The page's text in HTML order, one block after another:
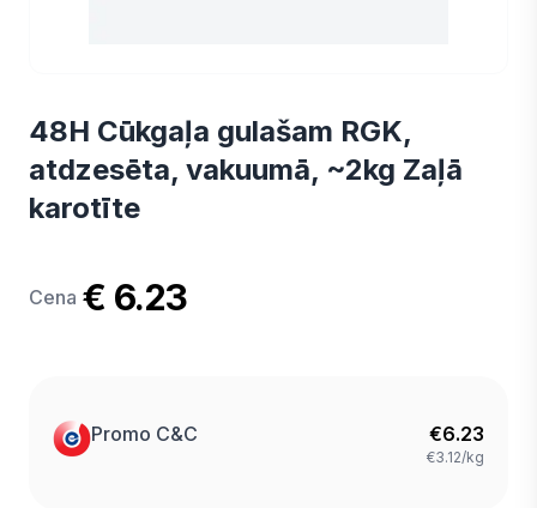
48H Cūkgaļa gulašam RGK,
atdzesēta, vakuumā, ~2kg Zaļā
karotīte
Cena € 6.23
Promo C&C €6.23
€3.12/kg